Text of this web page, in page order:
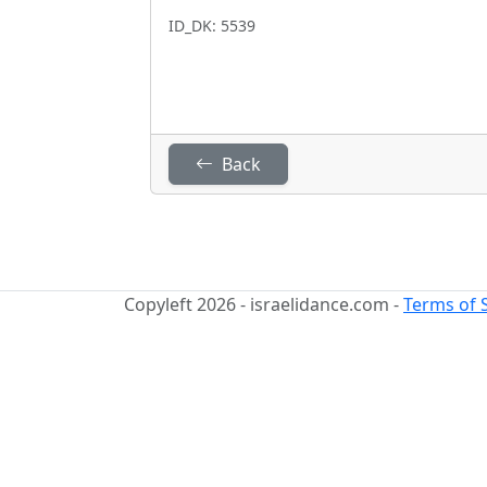
ID_DK: 5539
Back
Copyleft 2026 - israelidance.com -Terms of